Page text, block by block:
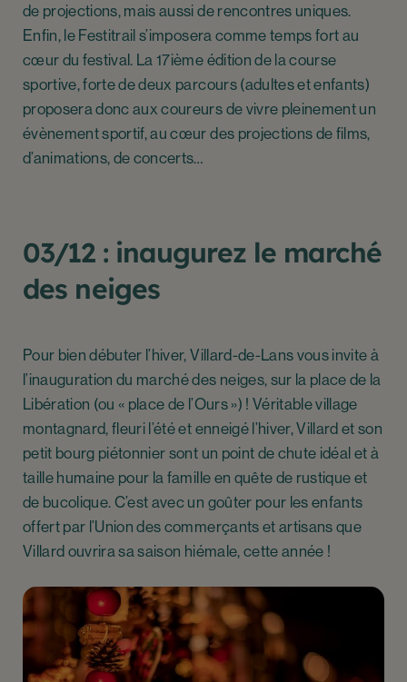
de projections, mais aussi de rencontres uniques.
Enfin, le Festitrail s’imposera comme temps fort au
cœur du festival. La 17ième édition de la course
sportive, forte de deux parcours (adultes et enfants)
proposera donc aux coureurs de vivre pleinement un
évènement sportif, au cœur des projections de films,
d’animations, de concerts…
03/12 : inaugurez le marché
des neiges
Pour bien débuter l’hiver, Villard-de-Lans vous invite à
l’inauguration du marché des neiges, sur la place de la
Libération (ou « place de l’Ours ») ! Véritable village
montagnard, fleuri l’été et enneigé l’hiver, Villard et son
petit bourg piétonnier sont un point de chute idéal et à
taille humaine pour la famille en quête de rustique et
de bucolique. C’est avec un goûter pour les enfants
offert par l’Union des commerçants et artisans que
Villard ouvrira sa saison hiémale, cette année !